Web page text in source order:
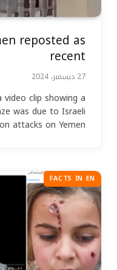
reposted as
recent
27 ديسمبر، 2024
clip showing a
was due to Israeli
attacks on Yemen…
FACTS IN EN